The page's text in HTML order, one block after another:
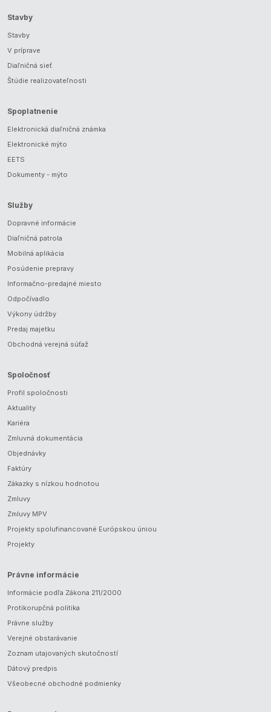
Stavby
Stavby
V príprave
Diaľničná sieť
Štúdie realizovateľnosti
Spoplatnenie
Elektronická diaľničná známka
Elektronické mýto
EETS
Dokumenty - mýto
Služby
Dopravné informácie
Diaľničná patrola
Mobilná aplikácia
Posúdenie prepravy
Informačno-predajné miesto
Odpočívadlo
Výkony údržby
Predaj majetku
Obchodná verejná súťaž
Spoločnosť
Profil spoločnosti
Aktuality
Kariéra
Zmluvná dokumentácia
Objednávky
Faktúry
Zákazky s nízkou hodnotou
Zmluvy
Zmluvy MPV
Projekty spolufinancované Európskou úniou
Projekty
Právne informácie
Informácie podľa Zákona 211/2000
Protikorupčná politika
Právne služby
Verejné obstarávanie
Zoznam utajovaných skutočností
Dátový predpis
Všeobecné obchodné podmienky